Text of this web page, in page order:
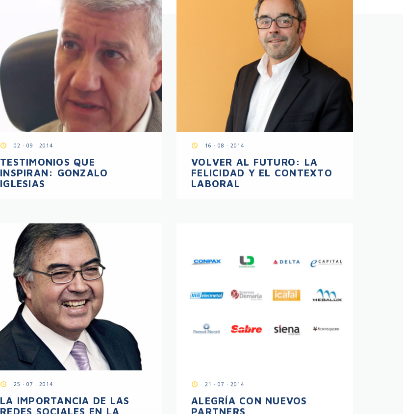
access_time 02 · 09 · 2014
TESTIMONIOS QUE
INSPIRAN: GONZALO
IGLESIAS
access_time 16 · 08 · 2014
VOLVER AL FUTURO: LA
FELICIDAD Y EL CONTEXTO
LABORAL
access_time 25 · 07 · 2014
LA IMPORTANCIA DE LAS
REDES SOCIALES EN LA
access_time 21 · 07 · 2014
ALEGRÍA CON NUEVOS
PARTNERS